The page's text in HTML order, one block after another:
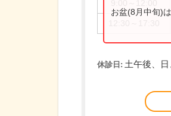
お盆(8月中旬)
休診日: 土午後、